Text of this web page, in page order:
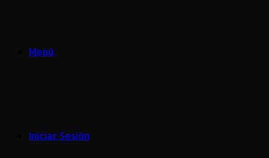
Menú
Iniciar Sesión